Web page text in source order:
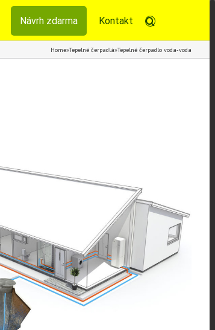
Návrh zdarma Kontakt
Home»Tepelné čerpadlá»Tepelné čerpadlo voda-voda